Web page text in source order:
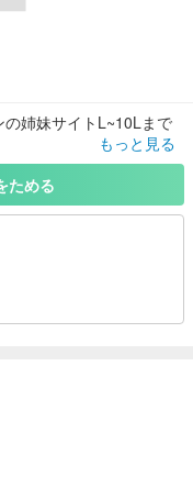
姉妹サイトL~10Lまで
ション雑貨の専門モー
もっと見る
ためる